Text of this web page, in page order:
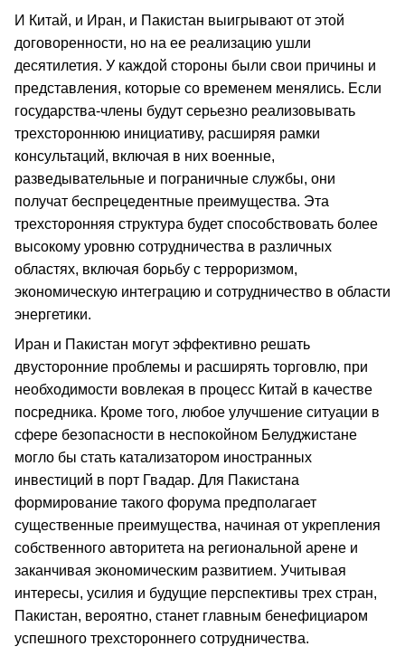
И Китай, и Иран, и Пакистан выигрывают от этой
договоренности, но на ее реализацию ушли
десятилетия. У каждой стороны были свои причины и
представления, которые со временем менялись. Если
государства-члены будут серьезно реализовывать
трехстороннюю инициативу, расширяя рамки
консультаций, включая в них военные,
разведывательные и пограничные службы, они
получат беспрецедентные преимущества. Эта
трехсторонняя структура будет способствовать более
высокому уровню сотрудничества в различных
областях, включая борьбу с терроризмом,
экономическую интеграцию и сотрудничество в области
энергетики.
Иран и Пакистан могут эффективно решать
двусторонние проблемы и расширять торговлю, при
необходимости вовлекая в процесс Китай в качестве
посредника. Кроме того, любое улучшение ситуации в
сфере безопасности в неспокойном Белуджистане
могло бы стать катализатором иностранных
инвестиций в порт Гвадар. Для Пакистана
формирование такого форума предполагает
существенные преимущества, начиная от укрепления
собственного авторитета на региональной арене и
заканчивая экономическим развитием. Учитывая
интересы, усилия и будущие перспективы трех стран,
Пакистан, вероятно, станет главным бенефициаром
успешного трехстороннего сотрудничества.